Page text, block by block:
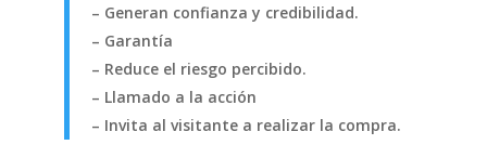
– Generan confianza y credibilidad.
– Garantía
– Reduce el riesgo percibido.
– Llamado a la acción
– Invita al visitante a realizar la compra.